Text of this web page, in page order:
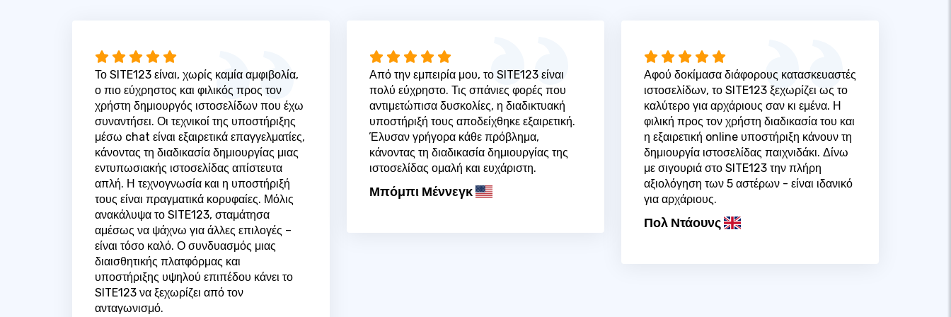
Το SITE123 είναι, χωρίς καμία αμφιβολία,
ο πιο εύχρηστος και φιλικός προς τον
χρήστη δημιουργός ιστοσελίδων που έχω
συναντήσει. Οι τεχνικοί της υποστήριξης
μέσω chat είναι εξαιρετικά επαγγελματίες,
κάνοντας τη διαδικασία δημιουργίας μιας
εντυπωσιακής ιστοσελίδας απίστευτα
απλή. Η τεχνογνωσία και η υποστήριξή
τους είναι πραγματικά κορυφαίες. Μόλις
ανακάλυψα το SITE123, σταμάτησα
αμέσως να ψάχνω για άλλες επιλογές –
είναι τόσο καλό. Ο συνδυασμός μιας
διαισθητικής πλατφόρμας και
υποστήριξης υψηλού επιπέδου κάνει το
SITE123 να ξεχωρίζει από τον
ανταγωνισμό.
Από την εμπειρία μου, το SITE123 είναι
πολύ εύχρηστο. Τις σπάνιες φορές που
αντιμετώπισα δυσκολίες, η διαδικτυακή
υποστήριξή τους αποδείχθηκε εξαιρετική.
Έλυσαν γρήγορα κάθε πρόβλημα,
κάνοντας τη διαδικασία δημιουργίας της
ιστοσελίδας ομαλή και ευχάριστη.
Μπόμπι Μέννεγκ
Αφού δοκίμασα διάφορους κατασκευαστές
ιστοσελίδων, το SITE123 ξεχωρίζει ως το
καλύτερο για αρχάριους σαν κι εμένα. Η
φιλική προς τον χρήστη διαδικασία του και
η εξαιρετική online υποστήριξη κάνουν τη
δημιουργία ιστοσελίδας παιχνιδάκι. Δίνω
με σιγουριά στο SITE123 την πλήρη
αξιολόγηση των 5 αστέρων - είναι ιδανικό
για αρχάριους.
Πολ Ντάουνς